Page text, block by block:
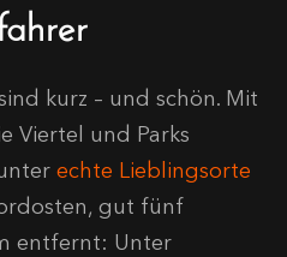
kurz – und schön. Mit
Viertel und Parks
echte Lieblingsorte
gut fünf
entfernt: Unter